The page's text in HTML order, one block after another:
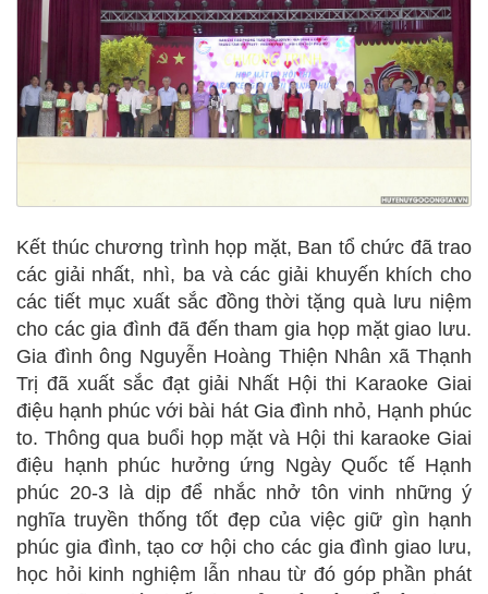
Kết thúc chương trình họp mặt, Ban tổ chức đã trao
các giải nhất, nhì, ba và các giải khuyến khích cho
các tiết mục xuất sắc đồng thời tặng quà lưu niệm
cho các gia đình đã đến tham gia họp mặt giao lưu.
Gia đình ông Nguyễn Hoàng Thiện Nhân xã Thạnh
Trị đã xuất sắc đạt giải Nhất Hội thi Karaoke Giai
điệu hạnh phúc với bài hát Gia đình nhỏ, Hạnh phúc
to. Thông qua buổi họp mặt và Hội thi karaoke Giai
điệu hạnh phúc hưởng ứng Ngày Quốc tế Hạnh
phúc 20-3 là dịp để nhắc nhở tôn vinh những ý
nghĩa truyền thống tốt đẹp của việc giữ gìn hạnh
phúc gia đình, tạo cơ hội cho các gia đình giao lưu,
học hỏi kinh nghiệm lẫn nhau từ đó góp phần phát